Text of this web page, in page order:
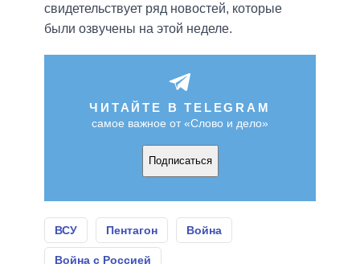
свидетельствует ряд новостей, которые
были озвучены на этой неделе.
ЧИТАЙТЕ В TELEGRAM
самое важное от «Слово и дело»
Подписаться
ВСУ Пентагон Война
Война с Россией